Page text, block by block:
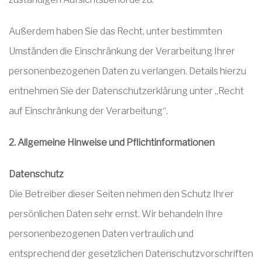
Außerdem haben Sie das Recht, unter bestimmten
Umständen die Einschränkung der Verarbeitung Ihrer
personenbezogenen Daten zu verlangen. Details hierzu
entnehmen Sie der Datenschutzerklärung unter „Recht
auf Einschränkung der Verarbeitung“.
2. Allgemeine Hinweise und Pflichtinformationen
Datenschutz
Die Betreiber dieser Seiten nehmen den Schutz Ihrer
persönlichen Daten sehr ernst. Wir behandeln Ihre
personenbezogenen Daten vertraulich und
entsprechend der gesetzlichen Datenschutzvorschriften